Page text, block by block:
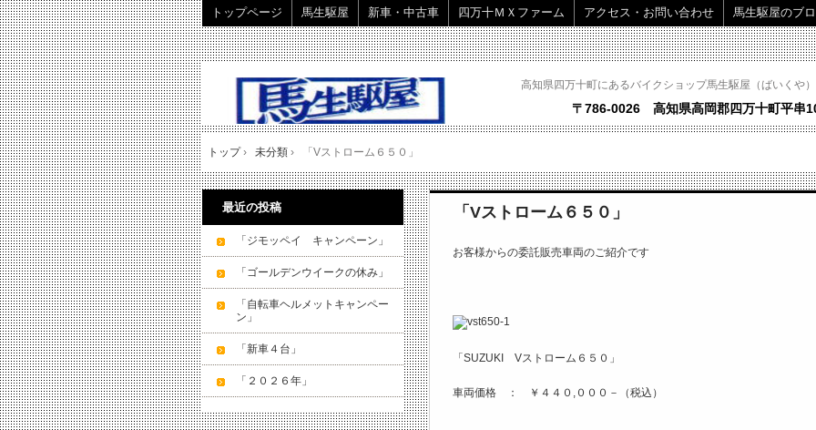
高知県四万十町にあるバイクショップ馬生駆屋（ばいくや
〒786-0026 高知県高岡郡四万十町平串
トップページ 馬生駆屋 新車・中古車 四万十ＭＸファーム アクセス・お問い合わせ 馬生駆屋のブ
トップ› 未分類 › 「Vストローム６５０」
「Vストローム６５０」
お客様からの委託販売車両のご紹介です
「SUZUKI Vストローム６５０」
車両価格 ： ￥４４０,０００－（税込）
最近の投稿
「ジモッペイ キャンペーン」
「ゴールデンウイークの休み」
「自転車ヘルメットキャンペー
ン」
「新車４台」
「２０２６年」